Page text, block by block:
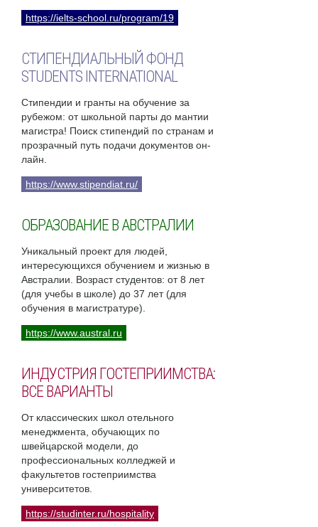
https://ielts-school.ru/program/19
СТИПЕНДИАЛЬНЫЙ ФОНД
STUDENTS INTERNATIONAL
Стипендии и гранты на обучение за
рубежом: от школьной парты до мантии
магистра! Поиск стипендий по странам и
прозрачный путь подачи документов он-
лайн.
https://www.stipendiat.ru/
ОБРАЗОВАНИЕ В АВСТРАЛИИ
Уникальный проект для людей,
интересующихся обучением и жизнью в
Австралии. Возраст студентов: от 8 лет
(для учебы в школе) до 37 лет (для
обучения в магистратуре).
https://www.austral.ru
ИНДУСТРИЯ ГОСТЕПРИИМСТВА:
ВСЕ ВАРИАНТЫ
От классических школ отельного
менеджмента, обучающих по
швейцарской модели, до
профессиональных колледжей и
факультетов гостеприимства
университетов.
https://studinter.ru/hospitality